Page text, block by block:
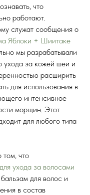
что
работают.
служат сообщения о
Яблоки + Шиитаке
мы разрабатывали
ухода за кожей шеи и
расширить
для использования в
интенсивное
морщин. Этот
для любого типа
том, что
ухода за волосами
для волос и
в состав